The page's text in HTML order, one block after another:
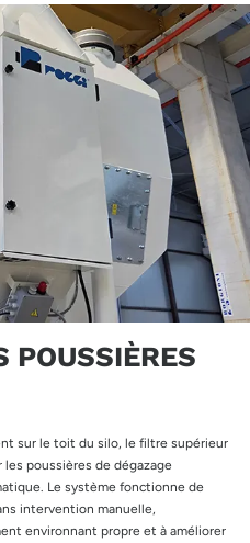
POUSSIÈRES
sur le toit du silo, le filtre supérieur
poussières de dégazage
Le système fonctionne de
intervention manuelle,
environnant propre et à améliorer